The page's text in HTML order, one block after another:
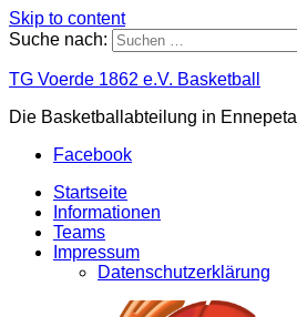
Skip to content
Suche nach:
TG Voerde 1862 e.V. Basketball
Die Basketballabteilung in Ennepetal
Facebook
Startseite
Informationen
Teams
Impressum
Datenschutzerklärung